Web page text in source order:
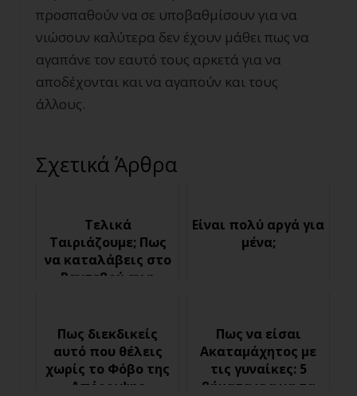
προσπαθούν να σε υποβαθμίσουν για να
νιώσουν καλύτερα δεν έχουν μάθει πως να
αγαπάνε τον εαυτό τους αρκετά για να
αποδέχονται και να αγαπούν και τους
άλλους.
Σχετικά Άρθρα
Τελικά
Ταιριάζουμε; Πως
να καταλάβεις στο
Ραντεβού αν η
Είναι πολύ αργά για
μένα;
Πως διεκδικείς
αυτό που θέλεις
χωρίς το Φόβο της
Απόρριψης
Πως να είσαι
Ακαταμάχητος με
τις γυναίκες: 5
βήματα για να τα